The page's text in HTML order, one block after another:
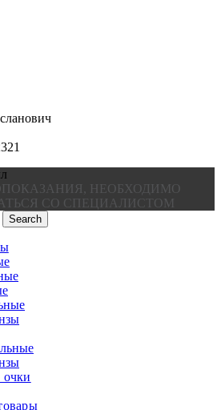
НЕОБХОДИМО
СО СПЕЦИАЛИСТОМ
Search